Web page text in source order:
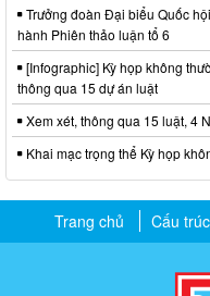
Trưởng đoàn Đại biểu Quốc
hành Phiên thảo luận tổ 6
[Infographic] Kỳ họp không
thông qua 15 dự án luật
Xem xét, thông qua 15 luật, 4
Khai mạc trọng thể Kỳ họp
Trang chủ Cấu